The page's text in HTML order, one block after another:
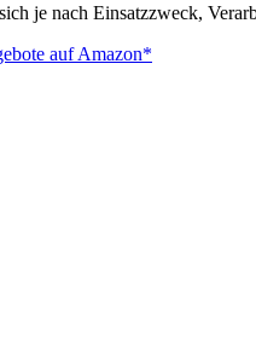
je nach Einsatzzweck,
auf Amazon*